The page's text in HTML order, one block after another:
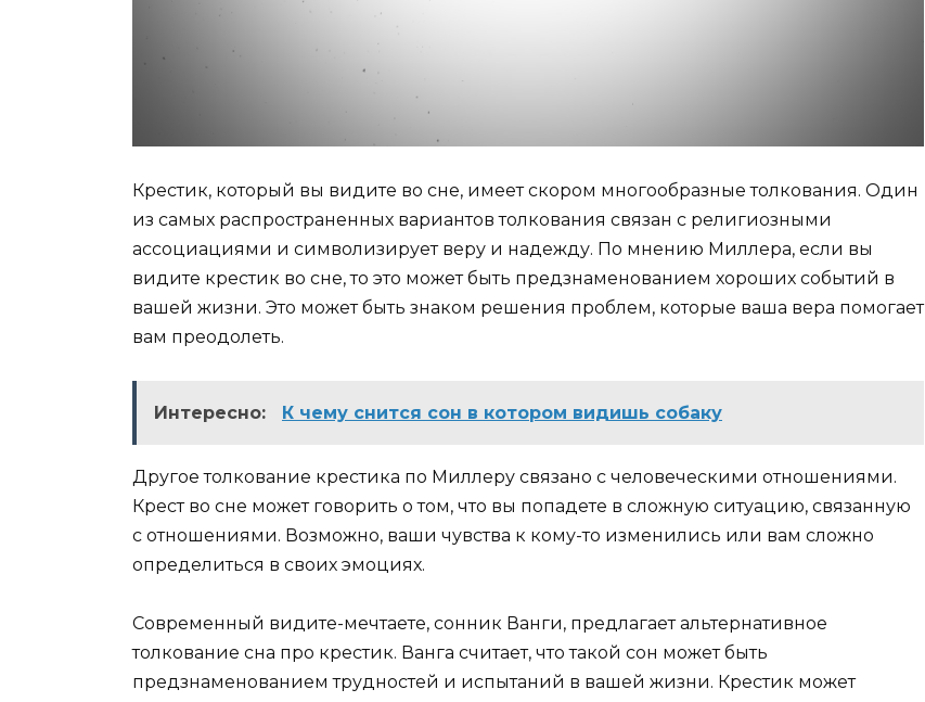
Крестик, который вы видите во сне, имеет скором многообразные толкования. Один
из самых распространенных вариантов толкования связан с религиозными
ассоциациями и символизирует веру и надежду. По мнению Миллера, если вы
видите крестик во сне, то это может быть предзнаменованием хороших событий в
вашей жизни. Это может быть знаком решения проблем, которые ваша вера помогает
вам преодолеть.
Интересно: К чему снится сон в котором видишь собаку
Другое толкование крестика по Миллеру связано с человеческими отношениями.
Крест во сне может говорить о том, что вы попадете в сложную ситуацию, связанную
с отношениями. Возможно, ваши чувства к кому-то изменились или вам сложно
определиться в своих эмоциях.
Современный видите-мечтаете, сонник Ванги, предлагает альтернативное
толкование сна про крестик. Ванга считает, что такой сон может быть
предзнаменованием трудностей и испытаний в вашей жизни. Крестик может